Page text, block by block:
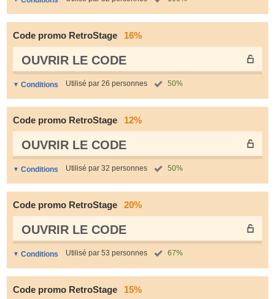
Code promo RetroStage 16%
OUVRIR LE СODE
Conditions Utilisé par 26 personnes 50%
Code promo RetroStage 12%
OUVRIR LE СODE
Conditions Utilisé par 32 personnes 50%
Code promo RetroStage 20%
OUVRIR LE СODE
Conditions Utilisé par 53 personnes 67%
Code promo RetroStage 15%